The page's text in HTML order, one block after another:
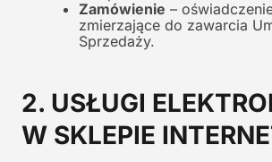
Zamówienie –
zmierzające do zawarcia
Sprzedaży.
2. USŁUGI
W SKLEPIE